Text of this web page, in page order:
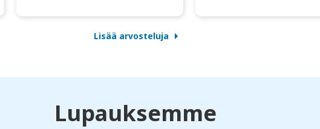
Lisää arvosteluja
Lupauksemme